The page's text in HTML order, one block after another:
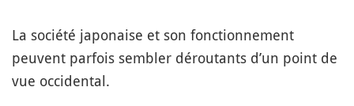
La société japonaise et son fonctionnement
peuvent parfois sembler déroutants d’un point de
vue occidental.